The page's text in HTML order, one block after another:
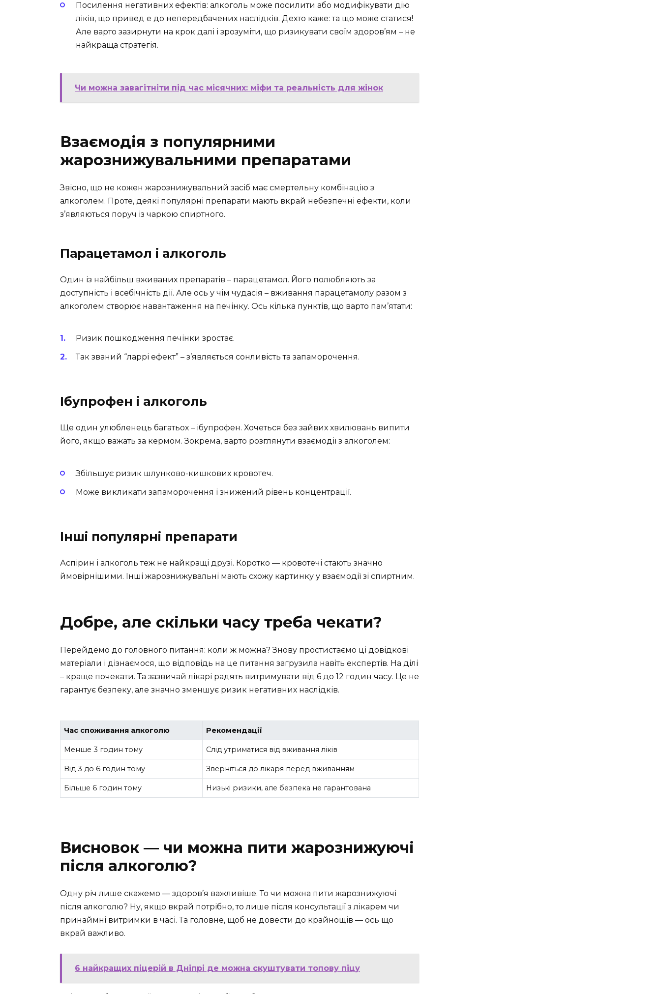
Посилення негативних ефектів: алкоголь може посилити або модифікувати дію
ліків, що привед е до непередбачених наслідків. Дехто каже: та що може статися!
Але варто зазирнути на крок далі і зрозуміти, що ризикувати своїм здоров’ям – не
найкраща стратегія.
Чи можна завагітніти під час місячних: міфи та реальність для жінок
Взаємодія з популярними
жарознижувальними препаратами
Звісно, що не кожен жарознижувальний засіб має смертельну комбінацію з
алкоголем. Проте, деякі популярні препарати мають вкрай небезпечні ефекти, коли
з’являються поруч із чаркою спиртного.
Парацетамол і алкоголь
Один із найбільш вживаних препаратів – парацетамол. Його полюбляють за
доступність і всебічність дії. Але ось у чім чудасія – вживання парацетамолу разом з
алкоголем створює навантаження на печінку. Ось кілька пунктів, що варто пам’ятати:
Ризик пошкодження печінки зростає.
Так званий “ларрі ефект” – з’являється сонливість та запаморочення.
Ібупрофен і алкоголь
Ще один улюбленець багатьох – ібупрофен. Хочеться без зайвих хвилювань випити
його, якщо важать за кермом. Зокрема, варто розглянути взаємодії з алкоголем:
Збільшує ризик шлунково-кишкових кровотеч.
Може викликати запаморочення і знижений рівень концентрації.
Інші популярні препарати
Аспірин і алкоголь теж не найкращі друзі. Коротко — кровотечі стають значно
ймовірнішими. Інші жарознижувальні мають схожу картинку у взаємодії зі спиртним.
Добре, але скільки часу треба чекати?
Перейдемо до головного питання: коли ж можна? Знову простистаємо ці довідкові
матеріали і дізнаємося, що відповідь на це питання загрузила навіть експертів. На ділі
– краще почекати. Та зазвичай лікарі радять витримувати від 6 до 12 годин часу. Це не
гарантує безпеку, але значно зменшує ризик негативних наслідків.
Час споживання алкоголю Рекомендації
Менше 3 годин тому Слід утриматися від вживання ліків
Від 3 до 6 годин тому Зверніться до лікаря перед вживанням
Більше 6 годин тому Низькі ризики, але безпека не гарантована
Висновок — чи можна пити жарознижуючі
після алкоголю?
Одну річ лише скажемо — здоров’я важливіше. То чи можна пити жарознижуючі
після алкоголю? Ну, якщо вкрай потрібно, то лише після консультації з лікарем чи
принаймні витримки в часі. Та головне, щоб не довести до крайнощів — ось що
вкрай важливо.
6 найкращих піцерій в Дніпрі де можна скуштувати топову піцу